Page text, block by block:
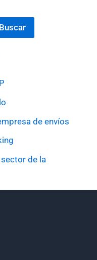
Buscar
de envíos
de la